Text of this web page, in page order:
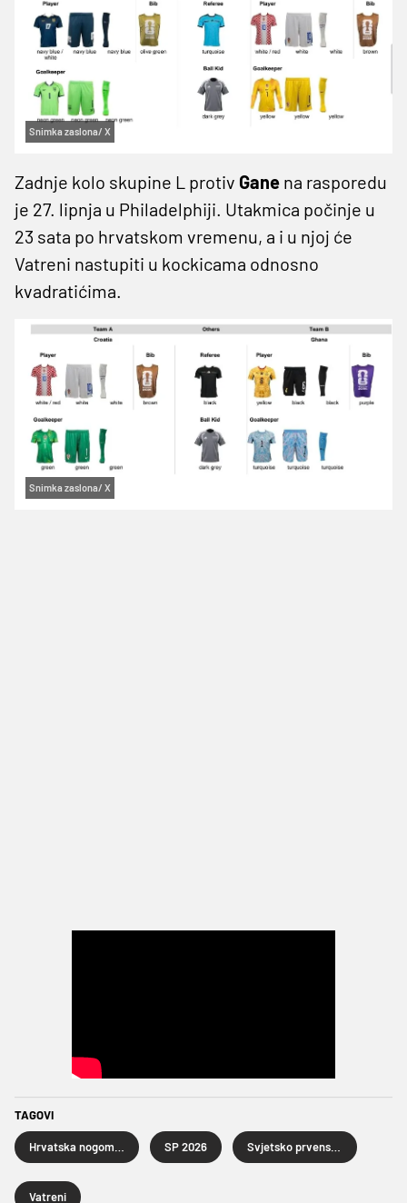
Snimka zaslona/ X
Zadnje kolo skupine L protiv Gane na rasporedu
je 27. lipnja u Philadelphiji. Utakmica počinje u
23 sata po hrvatskom vremenu, a i u njoj će
Vatreni nastupiti u kockicama odnosno
kvadratićima.
Snimka zaslona/ X
TAGOVI
Hrvatska nogometna reprezentacija SP 2026 Svjetsko prvenstvo u nogometu 2026.
Vatreni